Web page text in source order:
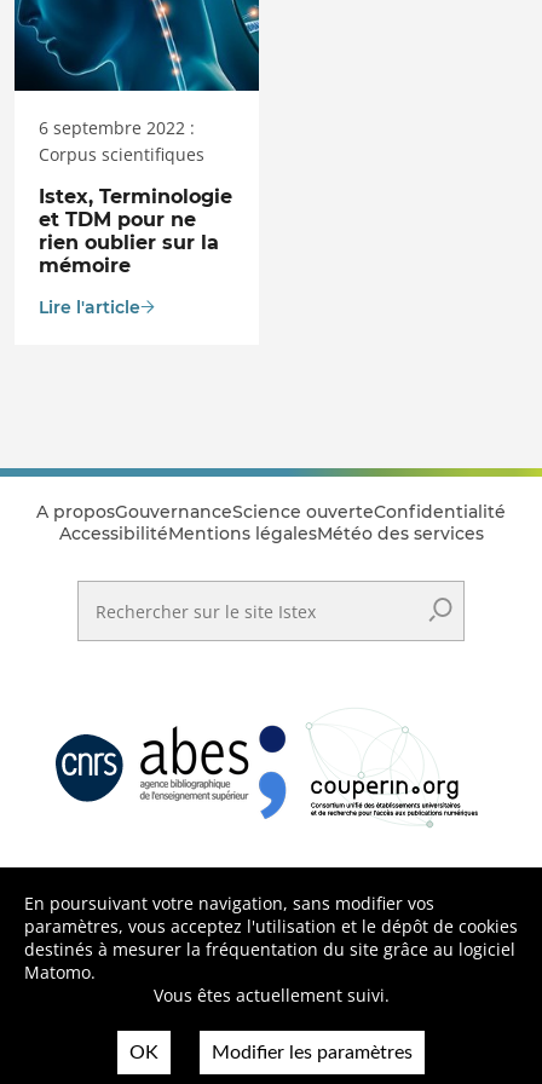
6 septembre 2022 :
Corpus scientifiques
Istex, Terminologie
et TDM pour ne
rien oublier sur la
mémoire
Lire l'article
A proposGouvernanceScience ouverteConfidentialité
AccessibilitéMentions légalesMétéo des services
En poursuivant votre navigation, sans modifier vos
paramètres, vous acceptez l'utilisation et le dépôt de cookies
destinés à mesurer la fréquentation du site grâce au logiciel
Matomo.
Vous êtes actuellement suivi.
OK Modifier les paramètres